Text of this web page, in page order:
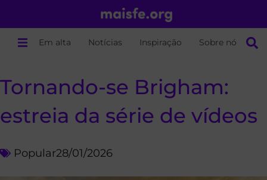
Em alta Notícias Inspiração Sobre nós
Tornando-se Brigham:
estreia da série de vídeos
Popular28/01/2026